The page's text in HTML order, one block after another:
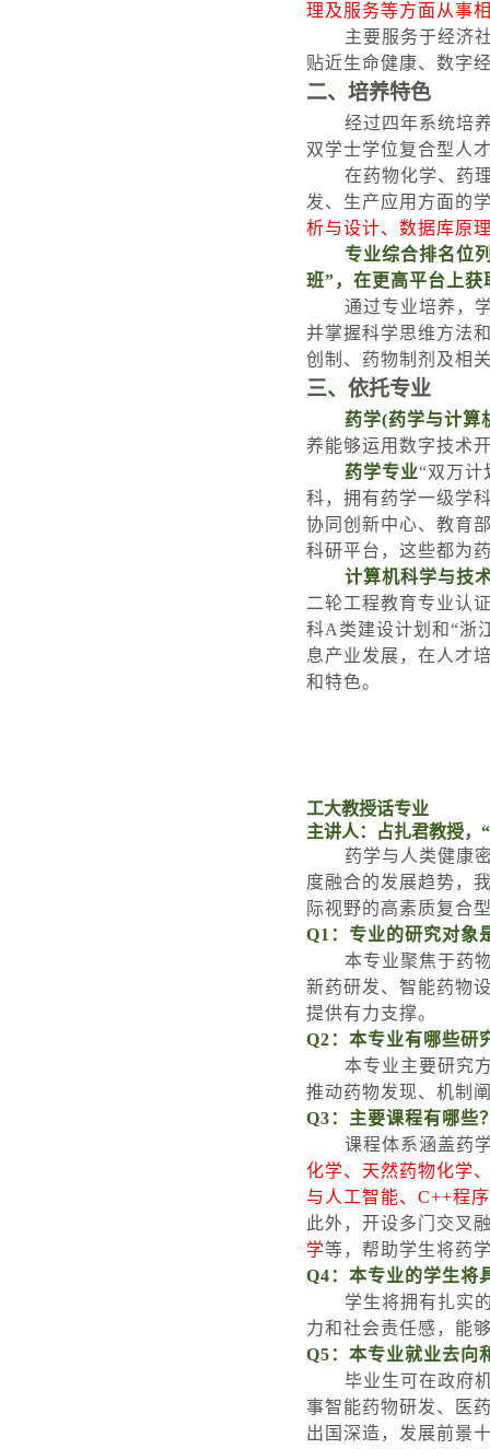
理及服务等方面从事
主要服务于经济
贴近生命健康、数字
二、培养特色
经过四年系统培
双学士学位复合型人
在药物化学、药
发、生产应用方面的
析与设计、数据库原
专业综合排名位
班”，在更高平台上
通过专业培养，
并掌握科学思维方法
创制、药物制剂及相
三、依托专业
药学(药学与计算
养能够运用数字技术
药学专业“双万计
科，拥有药学一级学
协同创新中心、教育
科研平台，这些都为
计算机科学与技
二轮工程教育专业认
科A 类建设计划和“浙
息产业发展，在人才
和特色。
工大教授话专业
主讲人：占扎君教授， “
药学与人类健康
度融合的发展趋势，
际视野的高素质复合
Q1 ：专业的研究对象
本专业聚焦于药
新药研发、智能药物
提供有力支撑。
Q2：本专业有哪些研
本专业主要研究
推动药物发现、机制
Q3：主要课程有哪些
课程体系涵盖药
化学、天然药物化学
与人工智能、 C++程
此外，开设多门交叉
学等，帮助学生将药
Q4：本专业的学生将
学生将拥有扎实
力和社会责任感，能
Q5：本专业就业去向
毕业生可在政府
事智能药物研发、医
出国深造，发展前景